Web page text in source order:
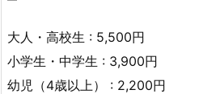
大人・高校生 : 5,500円
小学生・中学生 : 3,900円
幼児（4歳以上） : 2,200円